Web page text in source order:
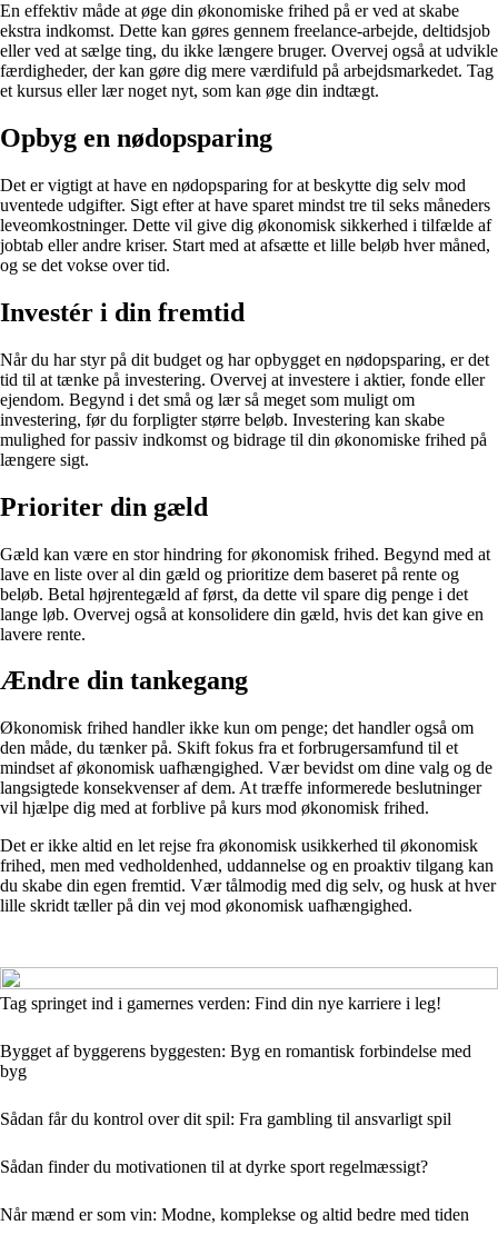
En effektiv måde at øge din økonomiske frihed på er ved at skabe
ekstra indkomst. Dette kan gøres gennem freelance-arbejde, deltidsjob
eller ved at sælge ting, du ikke længere bruger. Overvej også at udvikle
færdigheder, der kan gøre dig mere værdifuld på arbejdsmarkedet. Tag
et kursus eller lær noget nyt, som kan øge din indtægt.
Opbyg en nødopsparing
Det er vigtigt at have en nødopsparing for at beskytte dig selv mod
uventede udgifter. Sigt efter at have sparet mindst tre til seks måneders
leveomkostninger. Dette vil give dig økonomisk sikkerhed i tilfælde af
jobtab eller andre kriser. Start med at afsætte et lille beløb hver måned,
og se det vokse over tid.
Investér i din fremtid
Når du har styr på dit budget og har opbygget en nødopsparing, er det
tid til at tænke på investering. Overvej at investere i aktier, fonde eller
ejendom. Begynd i det små og lær så meget som muligt om
investering, før du forpligter større beløb. Investering kan skabe
mulighed for passiv indkomst og bidrage til din økonomiske frihed på
længere sigt.
Prioriter din gæld
Gæld kan være en stor hindring for økonomisk frihed. Begynd med at
lave en liste over al din gæld og prioritize dem baseret på rente og
beløb. Betal højrentegæld af først, da dette vil spare dig penge i det
lange løb. Overvej også at konsolidere din gæld, hvis det kan give en
lavere rente.
Ændre din tankegang
Økonomisk frihed handler ikke kun om penge; det handler også om
den måde, du tænker på. Skift fokus fra et forbrugersamfund til et
mindset af økonomisk uafhængighed. Vær bevidst om dine valg og de
langsigtede konsekvenser af dem. At træffe informerede beslutninger
vil hjælpe dig med at forblive på kurs mod økonomisk frihed.
Det er ikke altid en let rejse fra økonomisk usikkerhed til økonomisk
frihed, men med vedholdenhed, uddannelse og en proaktiv tilgang kan
du skabe din egen fremtid. Vær tålmodig med dig selv, og husk at hver
lille skridt tæller på din vej mod økonomisk uafhængighed.
Tag springet ind i gamernes verden: Find din nye karriere i leg!
Bygget af byggerens byggesten: Byg en romantisk forbindelse med
byg
Sådan får du kontrol over dit spil: Fra gambling til ansvarligt spil
Sådan finder du motivationen til at dyrke sport regelmæssigt?
Når mænd er som vin: Modne, komplekse og altid bedre med tiden